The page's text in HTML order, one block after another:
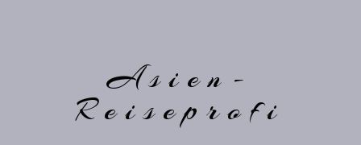
Asien-
Reiseprofi